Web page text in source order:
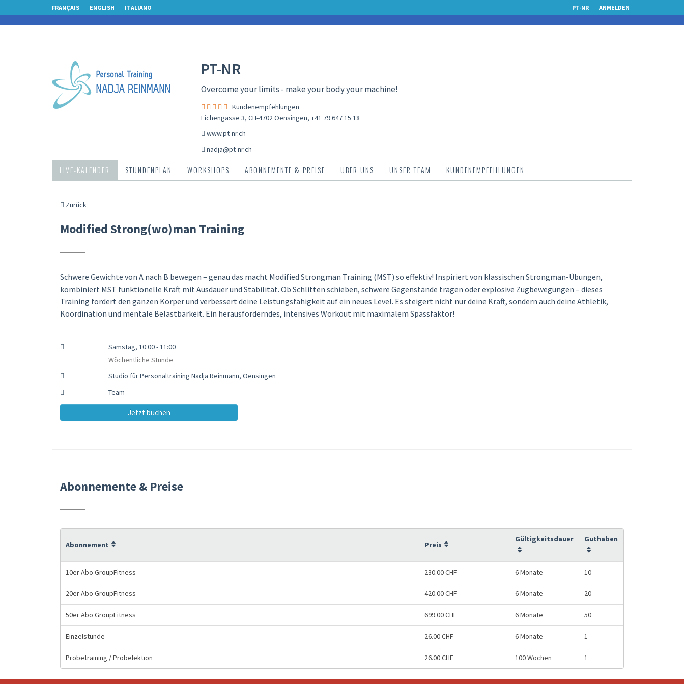
FRANÇAIS ENGLISH ITALIANO PT-NR ANMELDEN
PT-NR
Overcome your limits - make your body your machine!
Kundenempfehlungen
Eichengasse 3, CH-4702 Oensingen, +41 79 647 15 18
www.pt-nr.ch
nadja@pt-nr.ch
LIVE-KALENDER STUNDENPLAN WORKSHOPS ABONNEMENTE & PREISE ÜBER UNS UNSER TEAM KUNDENEMPFEHLUNGEN
Zurück
Modified Strong(wo)man Training
Schwere Gewichte von A nach B bewegen – genau das macht Modified Strongman Training (MST) so effektiv! Inspiriert von klassischen Strongman-Übungen,
kombiniert MST funktionelle Kraft mit Ausdauer und Stabilität. Ob Schlitten schieben, schwere Gegenstände tragen oder explosive Zugbewegungen – dieses
Training fordert den ganzen Körper und verbessert deine Leistungsfähigkeit auf ein neues Level. Es steigert nicht nur deine Kraft, sondern auch deine Athletik,
Koordination und mentale Belastbarkeit. Ein herausforderndes, intensives Workout mit maximalem Spassfaktor!
Samstag, 10:00 - 11:00
Wöchentliche Stunde
Studio für Personaltraining Nadja Reinmann, Oensingen
Team
Jetzt buchen
Abonnemente & Preise
Abonnement Preis
Gültigkeitsdauer Guthaben
10er Abo GroupFitness 230.00 CHF 6 Monate 10
20er Abo GroupFitness 420.00 CHF 6 Monate 20
50er Abo GroupFitness 699.00 CHF 6 Monate 50
Einzelstunde 26.00 CHF 6 Monate 1
Probetraining / Probelektion 26.00 CHF 100 Wochen 1